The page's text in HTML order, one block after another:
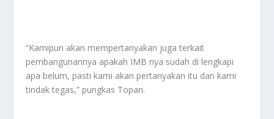
“Kamipun akan mempertanyakan juga terkait
pembangunannya apakah IMB nya sudah di lengkapi
apa belum, pasti kami akan pertanyakan itu dan kami
tindak tegas,” pungkas Topan.